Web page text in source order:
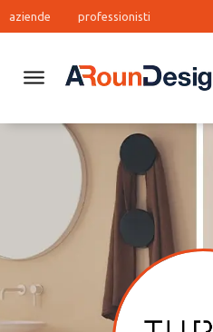
aziende professionisti